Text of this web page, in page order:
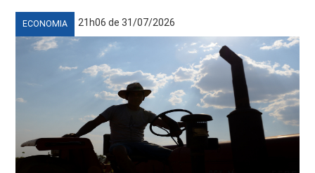
ECONOMIA 21h06 de 31/07/2026